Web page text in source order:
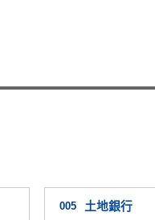
005 土地銀行